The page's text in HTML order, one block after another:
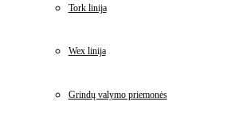
Tork linija
Wex linija
Grindų valymo priemonės